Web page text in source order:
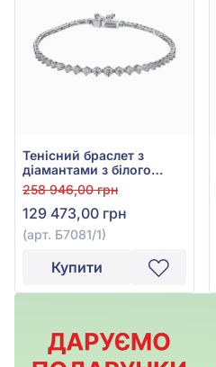
Тенісний браслет з
діамантами з білого
золота 585° з діамантом
0,94ct, арт. Б7081/1
258 946,00 грн
129 473,00 грн
(арт. Б7081/1)
Купити